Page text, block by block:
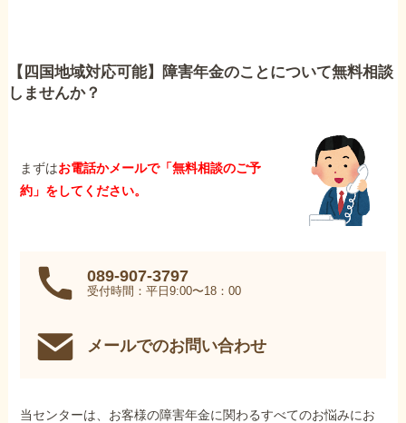
【四国地域対応可能】障害年金のことについて無料相談
しませんか？
まずはお電話かメールで「無料相談のご予
約」をしてください。
089-907-3797
受付時間：平日9:00〜18：00
メールでのお問い合わせ
当センターは、お客様の障害年金に関わるすべてのお悩みにお